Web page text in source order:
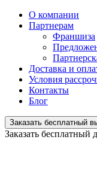
О компании
Партнерам
Франшиза
Доставка и
Условия
Контакты
Блог
Заказать бесплатный
Заказать бесплатный